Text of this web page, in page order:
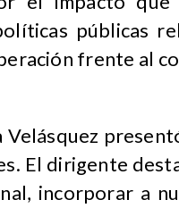
públicas
frente al
El dirigente
incorporar a